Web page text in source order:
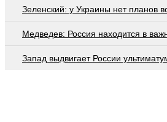
Зеленский: у Украины нет планов
Медведев: Россия находится в
Запад выдвигает России